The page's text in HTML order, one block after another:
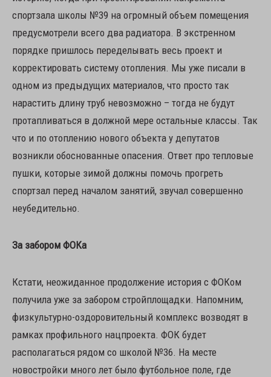
спортзала школы №39 на огромный объем помещения
предусмотрели всего два радиатора. В экстренном
порядке пришлось переделывать весь проект и
корректировать систему отопления. Мы уже писали в
одном из предыдущих материалов, что просто так
нарастить длину труб невозможно – тогда не будут
протапливаться в должной мере остальные классы. Так
что и по отоплению нового объекта у депутатов
возникли обоснованные опасения. Ответ про тепловые
пушки, которые зимой должны помочь прогреть
спортзал перед началом занятий, звучал совершенно
неубедительно.
За забором ФОКа
Кстати, неожиданное продолжение история с ФОКом
получила уже за забором стройплощадки. Напомним,
физкультурно-оздоровительный комплекс возводят в
рамках профильного нацпроекта. ФОК будет
располагаться рядом со школой №36. На месте
новостройки много лет было футбольное поле, где